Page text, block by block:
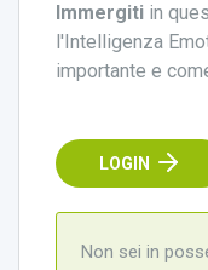
Immergiti in
l'Intelligenza
importante e
LOGIN
Non sei in